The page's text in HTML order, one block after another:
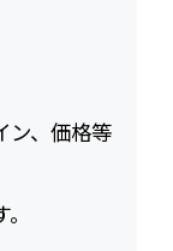
ン、価格等